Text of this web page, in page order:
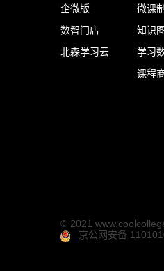
企微版
数智门店
北森学习云
微课
知识
学习
课程
© 2021
京公网安备